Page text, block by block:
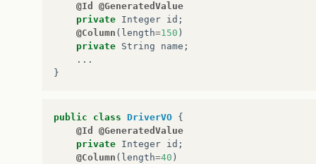
@Id
@GeneratedValue
private Integer id ;
@Column ( length=150 )
private String name ;
...
}
public class DriverVO {
@Id
@GeneratedValue
private Integer id ;
@Column ( length=40 )